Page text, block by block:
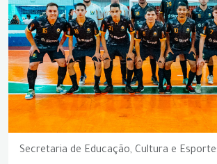
Secretaria de Educação, Cultura e